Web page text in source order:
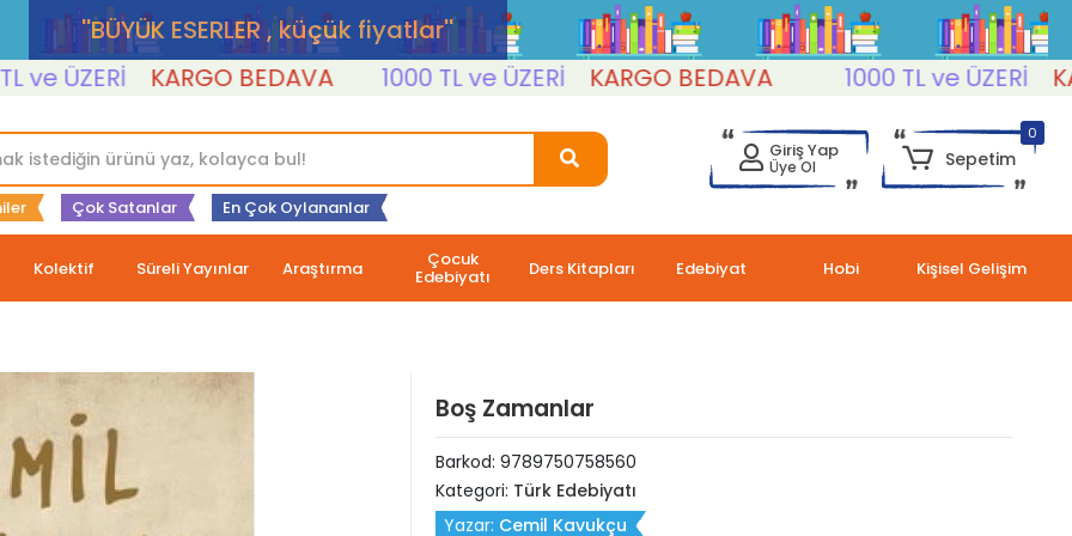
''BÜYÜK ESERLER , küçük fiyatlar''
KARGO BEDAVA 1000 TL ve ÜZERİ KARGO BEDAVA 1000 TL ve ÜZERİ
Çok Satanlar En Çok Oylananlar
Giriş Yap
Üye Ol
0
Sepetim
Kolektif Süreli Yayınlar Araştırma Çocuk
Edebiyatı Ders Kitapları Edebiyat Hobi Kişisel Gelişim
Boş Zamanlar
Barkod: 9789750758560
Kategori: Türk Edebiyatı
Yazar: Cemil Kavukçu